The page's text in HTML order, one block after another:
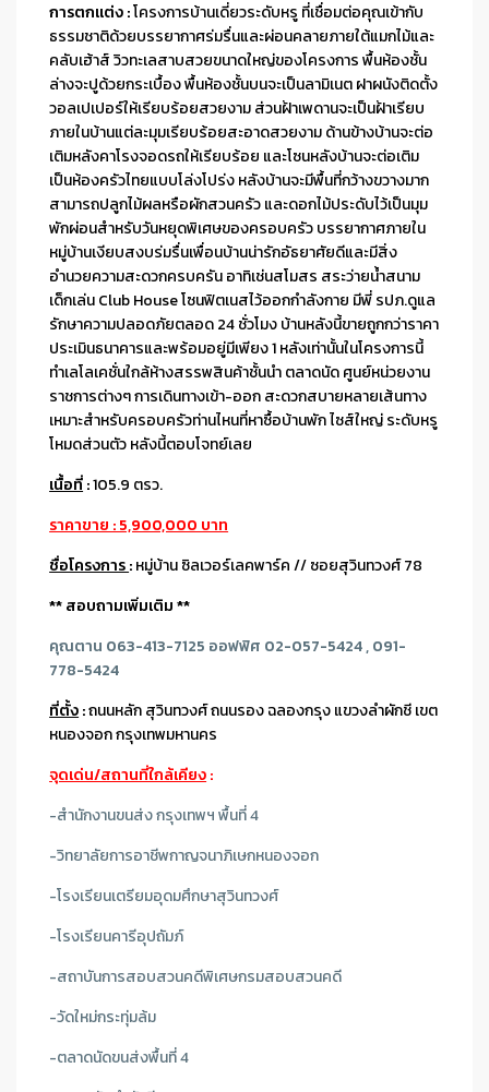
การตกแต่ง :โครงการบ้านเดี่ยวระดับหรู ที่เชื่อมต่อคุณเข้ากับ
ธรรมชาติด้วยบรรยากาศร่มรื่นและผ่อนคลายภายใต้แมกไม้และ
คลับเฮ้าส์ วิวทะเลสาบสวยขนาดใหญ่ของโครงการ พื้นห้องชั้น
ล่างจะปูด้วยกระเบื้อง พื้นห้องชั้นบนจะเป็นลามิเนต ฝาผนังติดตั้ง
วอลเปเปอร์ให้เรียบร้อยสวยงาม ส่วนฝ้าเพดานจะเป็นฝ้าเรียบ
ภายในบ้านแต่ละมุมเรียบร้อยสะอาดสวยงาม ด้านข้างบ้านจะต่อ
เติมหลังคาโรงจอดรถให้เรียบร้อย และโซนหลังบ้านจะต่อเติม
เป็นห้องครัวไทยแบบโล่งโปร่ง หลังบ้านจะมีพื้นที่กว้างขวางมาก
สามารถปลูกไม้ผลหรือผักสวนครัว และดอกไม้ประดับไว้เป็นมุม
พักผ่อนสำหรับวันหยุดพิเศษของครอบครัว บรรยากาศภายใน
หมู่บ้านเงียบสงบร่มรื่นเพื่อนบ้านน่ารักอัธยาศัยดีและมีสิ่ง
อำนวยความสะดวกครบครัน อาทิเช่นสโมสร สระว่ายน้ำสนาม
เด็กเล่น Club House โซนฟิตเนสไว้ออกกำลังกาย มีพี่ รปภ.ดูแล
รักษาความปลอดภัยตลอด 24 ชั่วโมง บ้านหลังนี้ขายถูกกว่าราคา
ประเมินธนาคารและพร้อมอยู่มีเพียง 1 หลังเท่านั้นในโครงการนี้
ทำเลโลเคชั่นใกล้ห้างสรรพสินค้าชั้นนำ ตลาดนัด ศูนย์หน่วยงาน
ราชการต่างๆ การเดินทางเข้า-ออก สะดวกสบายหลายเส้นทาง
เหมาะสำหรับครอบครัวท่านไหนที่หาซื้อบ้านพัก ไซส์ใหญ่ ระดับหรู
โหมดส่วนตัว หลังนี้ตอบโจทย์เลย
เนื้อที่:105.9 ตรว.
ราคาขาย : 5,900,000 บาท
ชื่อโครงการ:หมู่บ้าน ซิลเวอร์เลคพาร์ค // ซอยสุวินทวงศ์ 78
** สอบถามเพิ่มเติม **
คุณตาน 063-413-7125 ออฟฟิศ 02-057-5424 , 091-
778-5424
ที่ตั้ง:ถนนหลัก สุวินทวงศ์ ถนนรอง ฉลองกรุง แขวงลำผักชี เขต
หนองจอก กรุงเทพมหานคร
จุดเด่น/สถานที่ใกล้เคียง:
-สำนักงานขนส่ง กรุงเทพฯ พื้นที่ 4
-วิทยาลัยการอาชีพกาญจนาภิเษกหนองจอก
-โรงเรียนเตรียมอุดมศึกษาสุวินทวงศ์
-โรงเรียนคารีอุปถัมภ์
-สถาบันการสอบสวนคดีพิเศษกรมสอบสวนคดี
-วัดใหม่กระทุ่มล้ม
-ตลาดนัดขนส่งพื้นที่ 4